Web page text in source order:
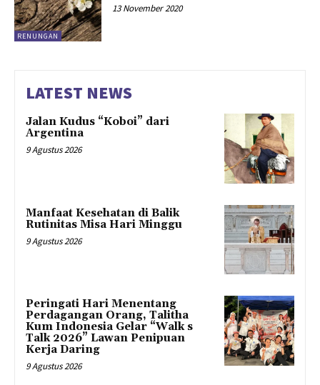
RENUNGAN
13 November 2020
LATEST NEWS
Jalan Kudus “Koboi” dari
Argentina
9 Agustus 2026
Manfaat Kesehatan di Balik
Rutinitas Misa Hari Minggu
9 Agustus 2026
Peringati Hari Menentang
Perdagangan Orang, Talitha
Kum Indonesia Gelar “Walk s
Talk 2026” Lawan Penipuan
Kerja Daring
9 Agustus 2026